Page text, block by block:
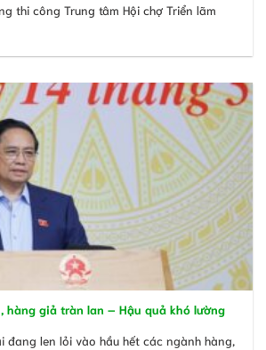
thi công Trung tâm Hội chợ Triển lãm
hàng giả tràn lan – Hậu quả khó lường
đang len lỏi vào hầu hết các ngành hàng,